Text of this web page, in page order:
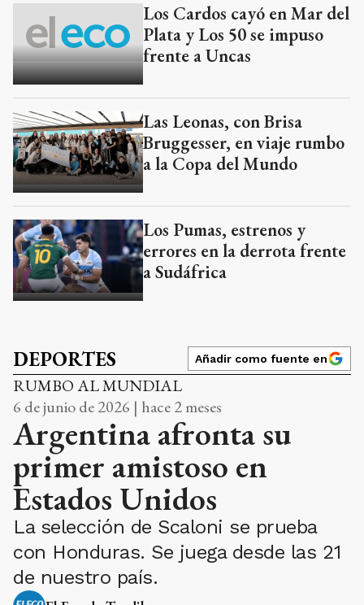
Los Cardos cayó en Mar del
Plata y Los 50 se impuso
frente a Uncas
Las Leonas, con Brisa
Bruggesser, en viaje rumbo
a la Copa del Mundo
Los Pumas, estrenos y
errores en la derrota frente
a Sudáfrica
DEPORTES Añadir como fuente en
RUMBO AL MUNDIAL
6 de junio de 2026 | hace 2 meses
Argentina afronta su
primer amistoso en
Estados Unidos
La selección de Scaloni se prueba
con Honduras. Se juega desde las 21
de nuestro país.